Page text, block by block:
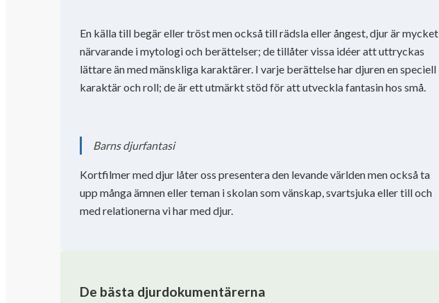
En källa till begär eller tröst men också till rädsla eller ångest, djur är mycket
närvarande i mytologi och berättelser; de tillåter vissa idéer att uttryckas
lättare än med mänskliga karaktärer. I varje berättelse har djuren en speciell
karaktär och roll; de är ett utmärkt stöd för att utveckla fantasin hos små.
Barns djurfantasi
Kortfilmer med djur låter oss presentera den levande världen men också ta
upp många ämnen eller teman i skolan som vänskap, svartsjuka eller till och
med relationerna vi har med djur.
De bästa djurdokumentärerna